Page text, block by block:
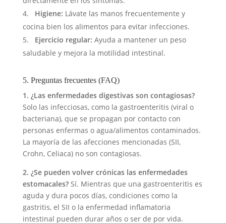
Higiene: Lávate las manos frecuentemente y
cocina bien los alimentos para evitar infecciones.
Ejercicio regular: Ayuda a mantener un peso
saludable y mejora la motilidad intestinal.
5. Preguntas frecuentes (FAQ)
1. ¿Las enfermedades digestivas son contagiosas?
Solo las infecciosas, como la gastroenteritis (viral o
bacteriana), que se propagan por contacto con
personas enfermas o agua/alimentos contaminados.
La mayoría de las afecciones mencionadas (SII,
Crohn, Celiaca) no son contagiosas.
2. ¿Se pueden volver crónicas las enfermedades
estomacales?Sí. Mientras que una gastroenteritis es
aguda y dura pocos días, condiciones como la
gastritis, el SII o la enfermedad inflamatoria
intestinal pueden durar años o ser de por vida.